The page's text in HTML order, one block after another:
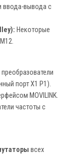
ввода-вывода с
Некоторые
порт X1 P1).
MOVILINK.
частоты с
всех